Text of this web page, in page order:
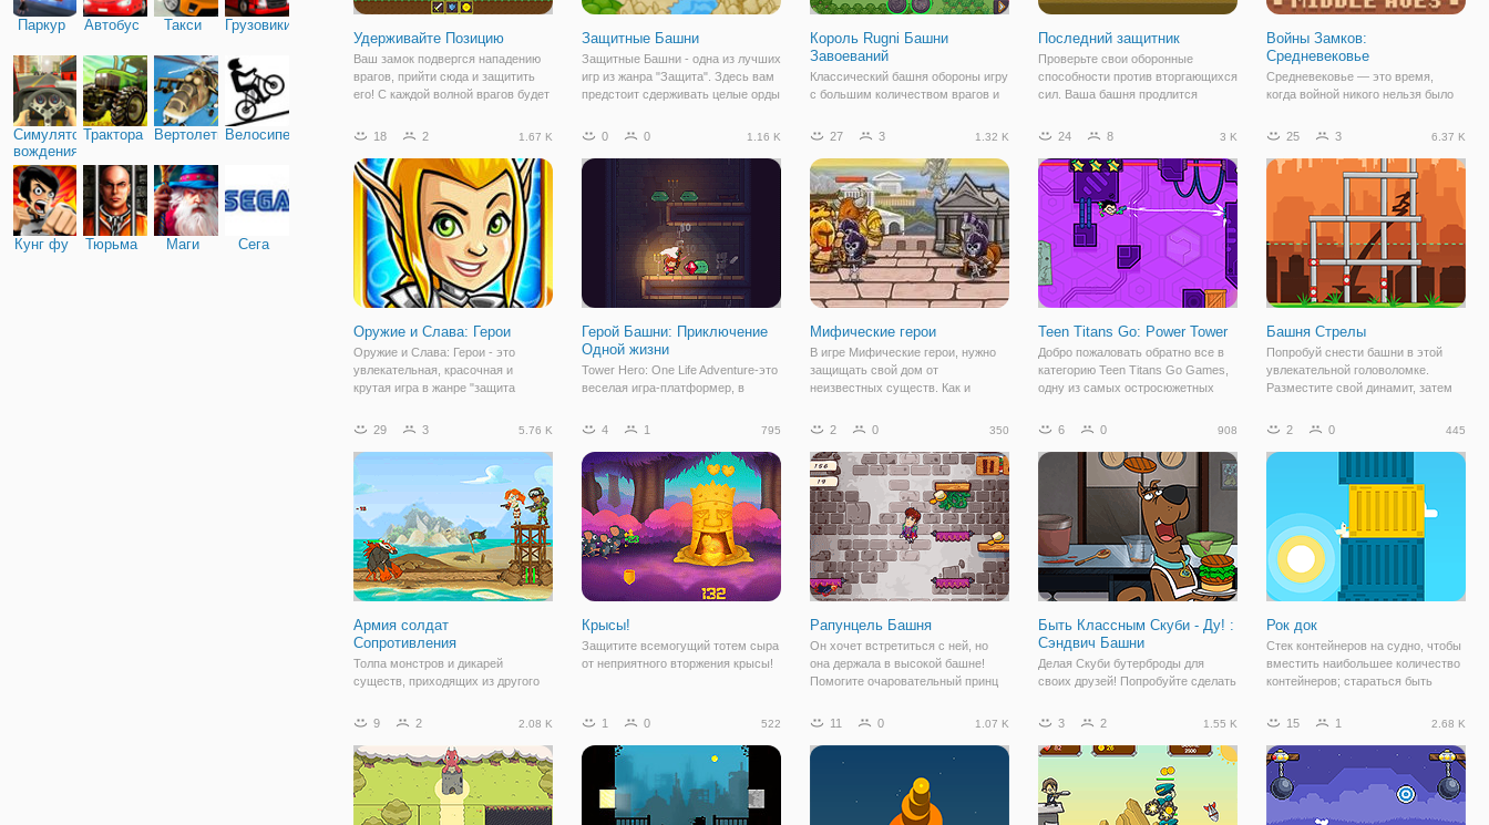
Паркур Автобус Такси Грузовики
Симулятор
вождения
Трактора ВертолетыВелосипед
Кунг фу Тюрьма Маги Сега
Удерживайте Позицию
Ваш замок подвергся нападению
врагов, прийти сюда и защитить
его! С каждой волной врагов будет
конечном итоге вы проиграете. Но
вы играете в эту игру, вы можете
Защитные Башни
Защитные Башни - одна из лучших
игр из жанра "Защита". Здесь вам
предстоит сдерживать целые орды
по узкому пути. Для этого у вас в
защитных башен, а именно:
Король Rugni Башни
Завоеваний
Классический башня обороны игру
с большим количеством врагов и
этот раз вы будете сталкиваться с
фэнтези. Постройте хорошую
оборону и постепенно улучшить
свои
Последний защитник
Проверьте свои оборонные
способности против вторгающихся
сил. Ваша башня продлится
Боритесь с ними на земле и в
коммуникационную башню!
Выживите дольше, чем Ваши
Войны Замков:
Средневековье
Средневековье — это время,
когда войной никого нельзя было
каждый месяц, набирая обороты с
больше! В игре на двоих "Войны
Замков: Средневековье", вы
станете участником
18 2 1.67 K
Оружие и Слава: Герои
Оружие и Слава: Герои - это
увлекательная, красочная и
крутая игра в жанре "защита
других аналогичных жанров, она
диалогов между персонажами,
0 0 1.16 K
Герой Башни: Приключение
Одной жизни
Tower Hero: One Life Adventure-это
веселая игра-платформер, в
башню, наполненную монстрами,
богатства и славы! Становитесь
сильнее и достигайте более
высоких этажей
27 3 1.32 K
Мифические герои
В игре Мифические герои, нужно
защищать свой дом от
неизвестных существ. Как и
день, когда ничего не предвещало
нападать на ваш дом и пытаться
его разрушить.
24 8 3 K
Teen Titans Go: Power Tower
Добро пожаловать обратно все в
категорию Teen Titans Go Games,
одну из самых остросюжетных
опыт, как никакой другой. Вместе с
удлиняющего стержня вы
25 3 6.37 K
Башня Стрелы
Попробуй снести башни в этой
увлекательной головоломке.
Разместите свой динамит, затем
бум, чтобы увидеть, если ваше
Башня должна упасть ниже линии
29 3 5.76 K
Армия солдат
Сопротивления
Толпа монстров и дикарей
существ, приходящих из другого
и убивают людей. Последняя
находитесь в команде команде 2
супер солдат, которые могут
остановить
4 1 795
Крысы!
Защитите всемогущий тотем сыра
от неприятного вторжения крысы!
2 0 350
Рапунцель Башня
Он хочет встретиться с ней, но
она держала в высокой башне!
Помогите очаровательный принц
6 0 908
Быть Классным Скуби - Ду! :
Сэндвич Башни
Делая Скуби бутерброды для
своих друзей! Попробуйте сделать
можете в то же время делает
Видеть, как высокий вы можете
2 0 445
Рок док
Стек контейнеров на судно, чтобы
вместить наибольшее количество
контейнеров; стараться быть
9
2 2.08 K 1 0 522 11 0 1.07 K 3 2 1.55 K 15 1 2.68 K